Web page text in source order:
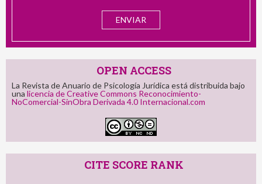
OPEN ACCESS
La Revista de Anuario de Psicología Jurídica está distribuida bajo
una licencia de Creative Commons Reconocimiento-
NoComercial-SinObra Derivada 4.0 Internacional.com
CITE SCORE RANK